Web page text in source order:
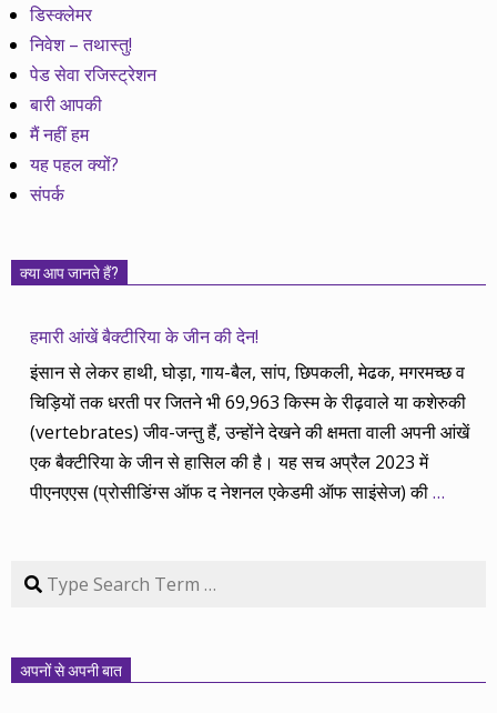
डिस्क्लेमर
निवेश – तथास्तु!
पेड सेवा रजिस्ट्रेशन
बारी आपकी
मैं नहीं हम
यह पहल क्यों?
संपर्क
क्या आप जानते हैं?
हमारी आंखें बैक्टीरिया के जीन की देन!
इंसान से लेकर हाथी, घोड़ा, गाय-बैल, सांप, छिपकली, मेढक, मगरमच्छ व
चिड़ियों तक धरती पर जितने भी 69,963 किस्म के रीढ़वाले या कशेरुकी
(vertebrates) जीव-जन्तु हैं, उन्होंने देखने की क्षमता वाली अपनी आंखें
एक बैक्टीरिया के जीन से हासिल की है। यह सच अप्रैल 2023 में
पीएनएएस (प्रोसीडिंग्स ऑफ द नेशनल एकेडमी ऑफ साइंसेज) की…
Search
अपनों से अपनी बात